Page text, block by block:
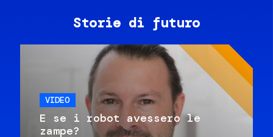
Storie di futuro
VIDEO
E se i robot avessero le
zampe?